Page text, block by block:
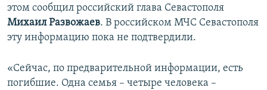
этом сообщил российский глава Севастополя
Михаил Развожаев. В российском МЧС Севастополя
эту информацию пока не подтвердили.
«Сейчас, по предварительной информации, есть
погибшие. Одна семья – четыре человека –